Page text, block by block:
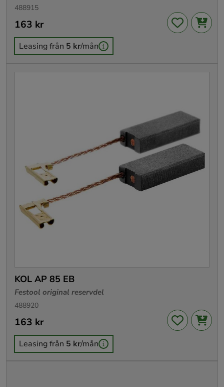
488915
Pris: 163 kr
163 kr
Leasing från 5 kr/mån
KOL AP 85 EB
Festool original reservdel
488920
Pris: 163 kr
163 kr
Leasing från 5 kr/mån